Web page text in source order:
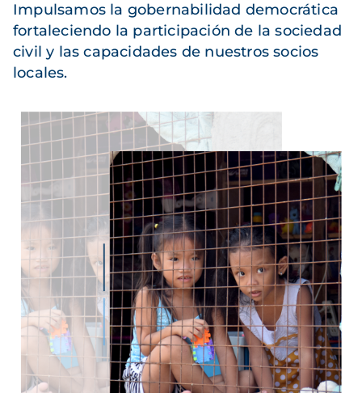
Impulsamos la gobernabilidad democrática
fortaleciendo la participación de la sociedad
civil y las capacidades de nuestros socios
locales.